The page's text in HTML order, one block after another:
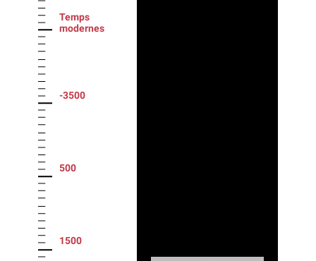
Temps
modernes
-3500
500
1500